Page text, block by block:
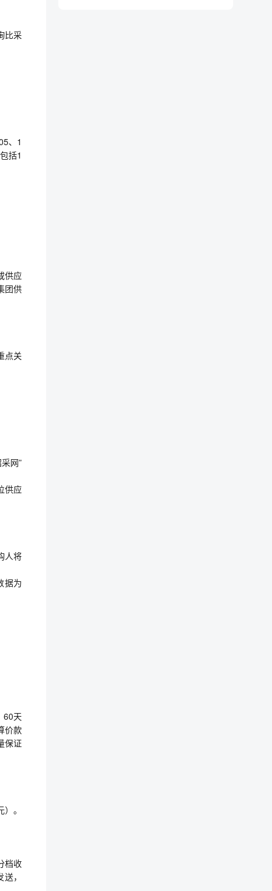
比采
、1
括1
供应
团供
点关
网”
供应
人将
据为
60天
价款
保证
。
档收
，